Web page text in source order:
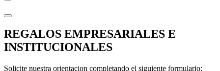
REGALOS EMPRESARIALES E
INSTITUCIONALES
Solicite nuestra orientacion completando el siguiente formulario: